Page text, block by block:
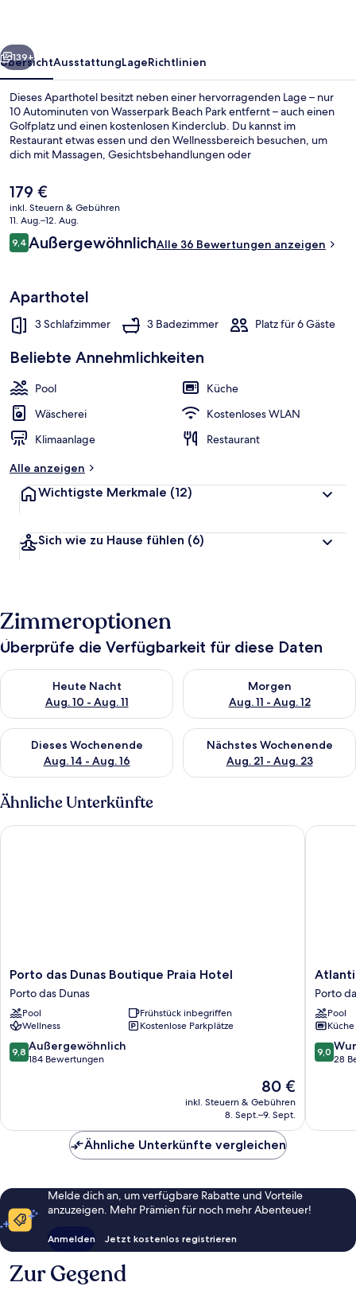
Golf
Weiter
139+
ÜbersichtAusstattungLageRichtlinien
Dieses Aparthotel besitzt neben einer hervorragenden Lage – nur
10 Autominuten von Wasserpark Beach Park entfernt – auch einen
Golfplatz und einen kostenlosen Kinderclub. Du kannst im
Restaurant etwas essen und den Wellnessbereich besuchen, um
dich mit Massagen, Gesichtsbehandlungen oder
Fitnessmöglichkeiten, eine Poolbar und eine Bar/Lounge.
Der
aktuelle
Preis
beträgt
179 €.
179 €
inkl. Steuern & Gebühren
11. Aug.–12. Aug.
Bewertungen
9,49,4 von 10.
AußergewöhnlichAlle 36 Bewertungen anzeigen
Aparthotel
3 Schlafzimmer 3 Badezimmer Platz für 6 Gäste
Beliebte Annehmlichkeiten
Pool
Küche
Wäscherei
Kostenloses WLAN
Klimaanlage
Restaurant
Alle anzeigen
Wichtigste Merkmale (12)
Sich wie zu Hause fühlen (6)
Zimmeroptionen
Überprüfe die Verfügbarkeit für diese Daten
Heute Nacht
Aug. 10 - Aug. 11
Überprüfe die Verfügbarkeit für heute Nacht, Aug. 10 - Aug.
Morgen
Aug. 11 - Aug. 12
Überprüfe die Verfügbarkeit
Dieses Wochenende
Aug. 14 - Aug. 16
Überprüfe die Verfügbarkeit für dieses Wochenende, Aug. 14
Nächstes Wochenende
Aug. 21 - Aug. 23
Überprüfe die Verfügbarkeit
Ähnliche Unterkünfte
Porto
das
Dunas
Boutique
Praia
Hotel
Porto
Porto das Dunas Boutique Praia Hotel
Porto das Dunas
Pool
Frühstück inbegriffen
Wellness
Kostenlose Parkplätze
9.8
von
9,8 Außergewöhnlich
184 Bewertungen
Der
Preis
beträgt
80 €
inkl. Steuern & Gebühren
8. Sept.–9. Sept.
Porto das Dunas Boutique Praia Hotel
Atlantic
Palace
Family
inn
Porto
das
Dunas
Porto
Pool
Küche
9.0
von
9,0
28
Atlantic
Ähnliche Unterkünfte vergleichen
Melde dich an, um verfügbare Rabatte und Vorteile
anzuzeigen. Mehr Prämien für noch mehr Abenteuer!
Anmelden Jetzt kostenlos registrieren
Zur Gegend